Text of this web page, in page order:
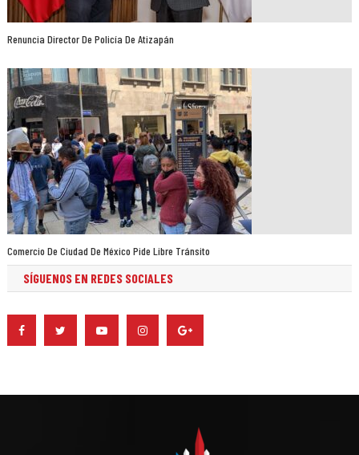
Renuncia Director De Policía De Atizapán
Comercio De Ciudad De México Pide Libre Tránsito
SÍGUENOS EN REDES SOCIALES